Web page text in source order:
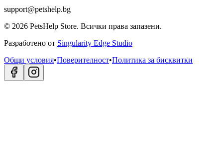
support@petshelp.bg
© 2026 PetsHelp Store. Всички права запазени.
Разработено от Singularity Edge Studio
Общи условия•Поверителност•Политика за бисквитки